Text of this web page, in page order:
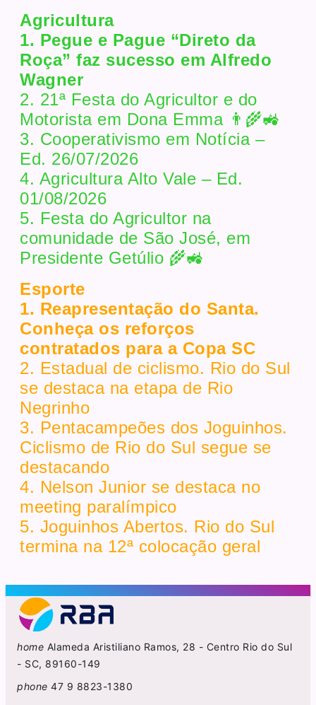
Agricultura
1. Pegue e Pague “Direto da
Roça” faz sucesso em Alfredo
Wagner
2. 21ª Festa do Agricultor e do
Motorista em Dona Emma 👨‍🌾🚜
3. Cooperativismo em Notícia –
Ed. 26/07/2026
4. Agricultura Alto Vale – Ed.
01/08/2026
5. Festa do Agricultor na
comunidade de São José, em
Presidente Getúlio 🌾🚜
Esporte
1. Reapresentação do Santa.
Conheça os reforços
contratados para a Copa SC
2. Estadual de ciclismo. Rio do Sul
se destaca na etapa de Rio
Negrinho
3. Pentacampeões dos Joguinhos.
Ciclismo de Rio do Sul segue se
destacando
4. Nelson Junior se destaca no
meeting paralímpico
5. Joguinhos Abertos. Rio do Sul
termina na 12ª colocação geral
home Alameda Aristiliano Ramos, 28 - Centro Rio do Sul
- SC, 89160-149
phone 47 9 8823-1380